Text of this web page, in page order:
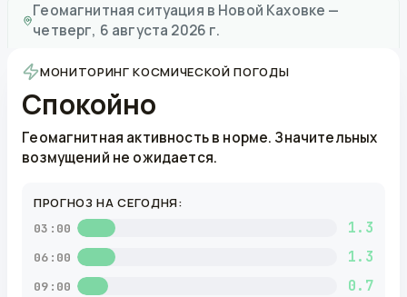
Геомагнитная ситуация в Новой Каховке —
четверг, 6 августа 2026 г.
МОНИТОРИНГ КОСМИЧЕСКОЙ ПОГОДЫ
Спокойно
Геомагнитная активность в норме. Значительных
возмущений не ожидается.
ПРОГНОЗ НА СЕГОДНЯ:
03:00 1.3
06:00 1.3
09:00 0.7